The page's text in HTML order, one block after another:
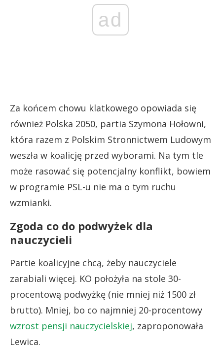
ad
Za końcem chowu klatkowego opowiada się
również Polska 2050, partia Szymona Hołowni,
która razem z Polskim Stronnictwem Ludowym
weszła w koalicję przed wyborami. Na tym tle
może rasować się potencjalny konflikt, bowiem
w programie PSL-u nie ma o tym ruchu
wzmianki.
Zgoda co do podwyżek dla
nauczycieli
Partie koalicyjne chcą, żeby nauczyciele
zarabiali więcej. KO położyła na stole 30-
procentową podwyżkę (nie mniej niż 1500 zł
brutto). Mniej, bo co najmniej 20-procentowy
wzrost pensji nauczycielskiej, zaproponowała
Lewica.